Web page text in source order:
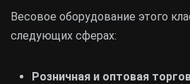
Весовое оборудование этого
следующих сферах:
Розничная и оптовая